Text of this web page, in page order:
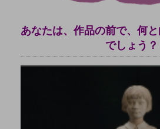
あなたは、作品の前で、何
でしょう？